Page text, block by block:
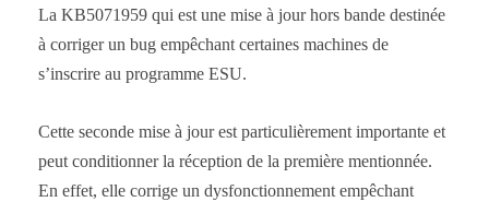
La KB5071959 qui est une mise à jour hors bande destinée
à corriger un bug empêchant certaines machines de
s’inscrire au programme ESU.
Cette seconde mise à jour est particulièrement importante et
peut conditionner la réception de la première mentionnée.
En effet, elle corrige un dysfonctionnement empêchant